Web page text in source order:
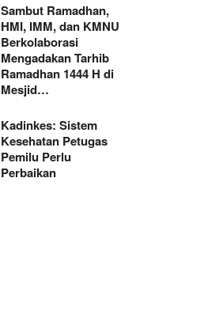
Sambut Ramadhan,
HMI, IMM, dan KMNU
Berkolaborasi
Mengadakan Tarhib
Ramadhan 1444 H di
Mesjid…
Kadinkes: Sistem
Kesehatan Petugas
Pemilu Perlu
Perbaikan